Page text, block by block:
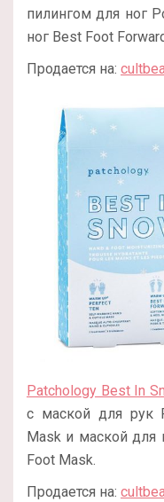
пилингом для ног
ног Best Foot
Продается на:
Patchology Best In
с маской для рук
Mask и маской для
Foot Mask.
Продается на: